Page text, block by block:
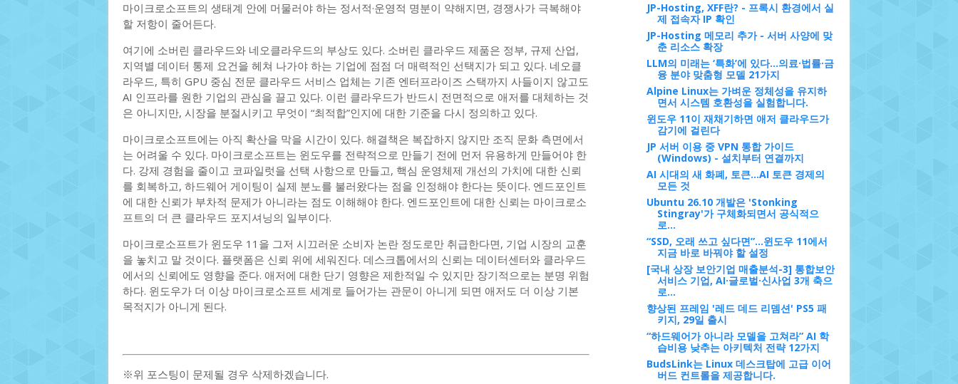
마이크로소프트의 생태계 안에 머물러야 하는 정서적·운영적 명분이 약해지면, 경쟁사가 극복해야
할 저항이 줄어든다.
여기에 소버린 클라우드와 네오클라우드의 부상도 있다. 소버린 클라우드 제품은 정부, 규제 산업,
지역별 데이터 통제 요건을 헤쳐 나가야 하는 기업에 점점 더 매력적인 선택지가 되고 있다. 네오클
라우드, 특히 GPU 중심 전문 클라우드 서비스 업체는 기존 엔터프라이즈 스택까지 사들이지 않고도
AI 인프라를 원한 기업의 관심을 끌고 있다. 이런 클라우드가 반드시 전면적으로 애저를 대체하는 것
은 아니지만, 시장을 분절시키고 무엇이 “최적합”인지에 대한 기준을 다시 정의하고 있다.
마이크로소프트에는 아직 확산을 막을 시간이 있다. 해결책은 복잡하지 않지만 조직 문화 측면에서
는 어려울 수 있다. 마이크로소프트는 윈도우를 전략적으로 만들기 전에 먼저 유용하게 만들어야 한
다. 강제 경험을 줄이고 코파일럿을 선택 사항으로 만들고, 핵심 운영체제 개선의 가치에 대한 신뢰
를 회복하고, 하드웨어 게이팅이 실제 분노를 불러왔다는 점을 인정해야 한다는 뜻이다. 엔드포인트
에 대한 신뢰가 부차적 문제가 아니라는 점도 이해해야 한다. 엔드포인트에 대한 신뢰는 마이크로소
프트의 더 큰 클라우드 포지셔닝의 일부이다.
마이크로소프트가 윈도우 11을 그저 시끄러운 소비자 논란 정도로만 취급한다면, 기업 시장의 교훈
을 놓치고 말 것이다. 플랫폼은 신뢰 위에 세워진다. 데스크톱에서의 신뢰는 데이터센터와 클라우드
에서의 신뢰에도 영향을 준다. 애저에 대한 단기 영향은 제한적일 수 있지만 장기적으로는 분명 위험
하다. 윈도우가 더 이상 마이크로소프트 세계로 들어가는 관문이 아니게 되면 애저도 더 이상 기본
목적지가 아니게 된다.
※위 포스팅이 문제될 경우 삭제하겠습니다.
JP-Hosting, XFF란? - 프록시 환경에서 실
제 접속자 IP 확인
JP-Hosting 메모리 추가 - 서버 사양에 맞
춘 리소스 확장
LLM의 미래는 ‘특화’에 있다…의료·법률·금
융 분야 맞춤형 모델 21가지
Alpine Linux는 가벼운 정체성을 유지하
면서 시스템 호환성을 실험합니다.
윈도우 11이 재채기하면 애저 클라우드가
감기에 걸린다
JP 서버 이용 중 VPN 통합 가이드
(Windows) - 설치부터 연결까지
AI 시대의 새 화폐, 토큰…AI 토큰 경제의
모든 것
Ubuntu 26.10 개발은 'Stonking
Stingray'가 구체화되면서 공식적으
로...
“SSD, 오래 쓰고 싶다면”…윈도우 11에서
지금 바로 바꿔야 할 설정
[국내 상장 보안기업 매출분석-3] 통합보안
서비스 기업, AI·글로벌·신사업 3개 축으
로...
향상된 프레임 '레드 데드 리뎀션' PS5 패
키지, 29일 출시
“하드웨어가 아니라 모델을 고쳐라” AI 학
습비용 낮추는 아키텍처 전략 12가지
BudsLink는 Linux 데스크탑에 고급 이어
버드 컨트롤을 제공합니다.